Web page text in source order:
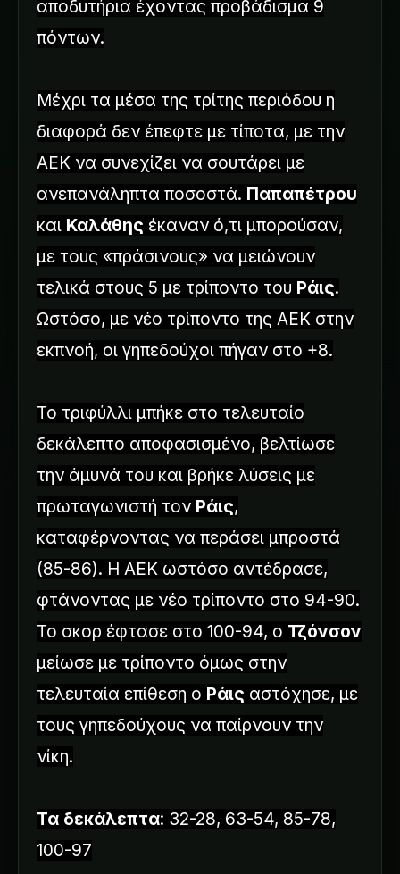
αποδυτήρια έχοντας προβάδισμα 9
πόντων.
Μέχρι τα μέσα της τρίτης περιόδου η
διαφορά δεν έπεφτε με τίποτα, με την
ΑΕΚ να συνεχίζει να σουτάρει με
ανεπανάληπτα ποσοστά. Παπαπέτρου
και Καλάθης έκαναν ό,τι μπορούσαν,
με τους «πράσινους» να μειώνουν
τελικά στους 5 με τρίποντο του Ράις.
Ωστόσο, με νέο τρίποντο της ΑΕΚ στην
εκπνοή, οι γηπεδούχοι πήγαν στο +8.
Το τριφύλλι μπήκε στο τελευταίο
δεκάλεπτο αποφασισμένο, βελτίωσε
την άμυνά του και βρήκε λύσεις με
πρωταγωνιστή τον Ράις,
καταφέρνοντας να περάσει μπροστά
(85-86). Η ΑΕΚ ωστόσο αντέδρασε,
φτάνοντας με νέο τρίποντο στο 94-90.
Το σκορ έφτασε στο 100-94, ο Τζόνσον
μείωσε με τρίποντο όμως στην
τελευταία επίθεση ο Ράις αστόχησε, με
τους γηπεδούχους να παίρνουν την
νίκη.
Τα δεκάλεπτα: 32-28, 63-54, 85-78,
100-97